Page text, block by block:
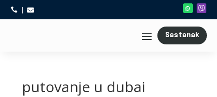
 
Sastanak
putovanje u dubai